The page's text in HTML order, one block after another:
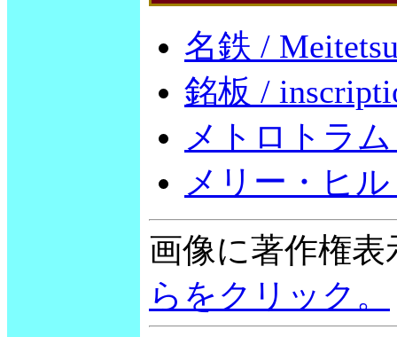
名鉄 /
銘板 /
メトロトラ
メリー・ヒ
画像に著作権
らをクリック。